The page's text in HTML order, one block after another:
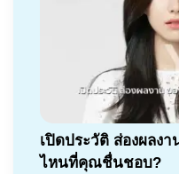
เปิดประวัติ ส่องผลงา
ไหนที่คุณชื่นชอบ?